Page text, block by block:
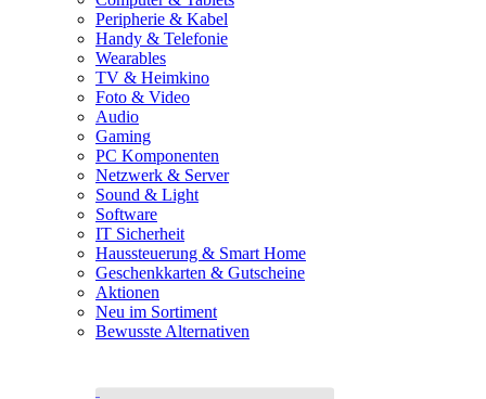
Peripherie & Kabel
Handy & Telefonie
Wearables
TV & Heimkino
Foto & Video
Audio
Gaming
PC Komponenten
Netzwerk & Server
Sound & Light
Software
IT Sicherheit
Haussteuerung & Smart Home
Geschenkkarten & Gutscheine
Aktionen
Neu im Sortiment
Bewusste Alternativen